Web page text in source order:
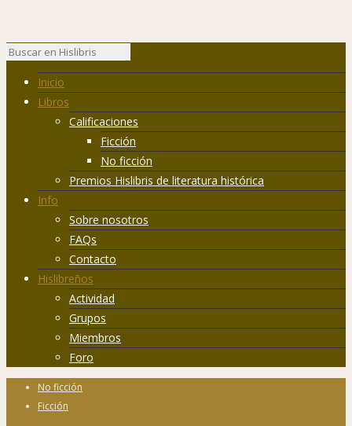
Inicio
Libros
Calificaciones
Ficción
No ficción
Premios Hislibris de literatura histórica
Info
Sobre nosotros
FAQs
Contacto
Hislibreños
Actividad
Grupos
Miembros
Foro
No ficción
Ficción